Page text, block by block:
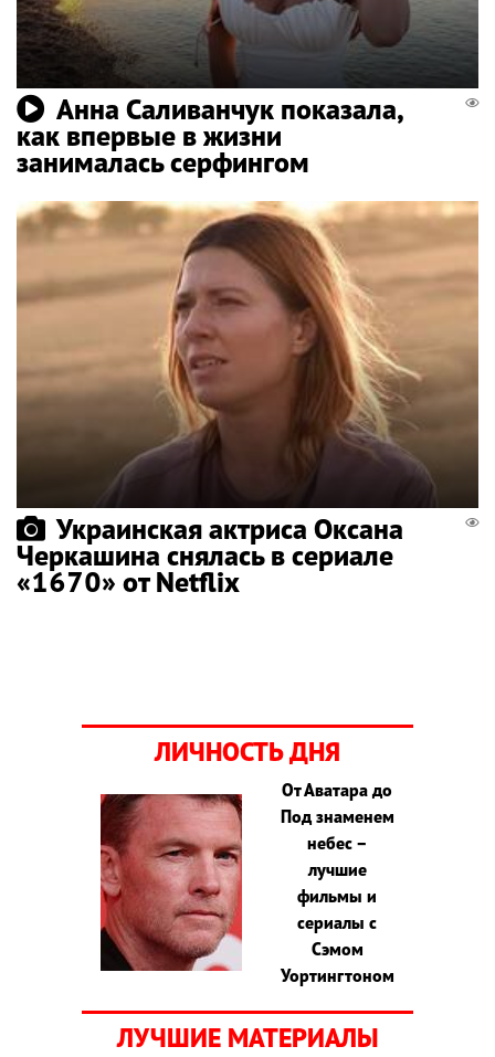
Анна Саливанчук показала,
как впервые в жизни
занималась серфингом
Украинская актриса Оксана
Черкашина снялась в сериале
«1670» от Netflix
ЛИЧНОСТЬ ДНЯ
От Аватара до
Под знаменем
небес –
лучшие
фильмы и
сериалы с
Сэмом
Уортингтоном
ЛУЧШИЕ МАТЕРИАЛЫ